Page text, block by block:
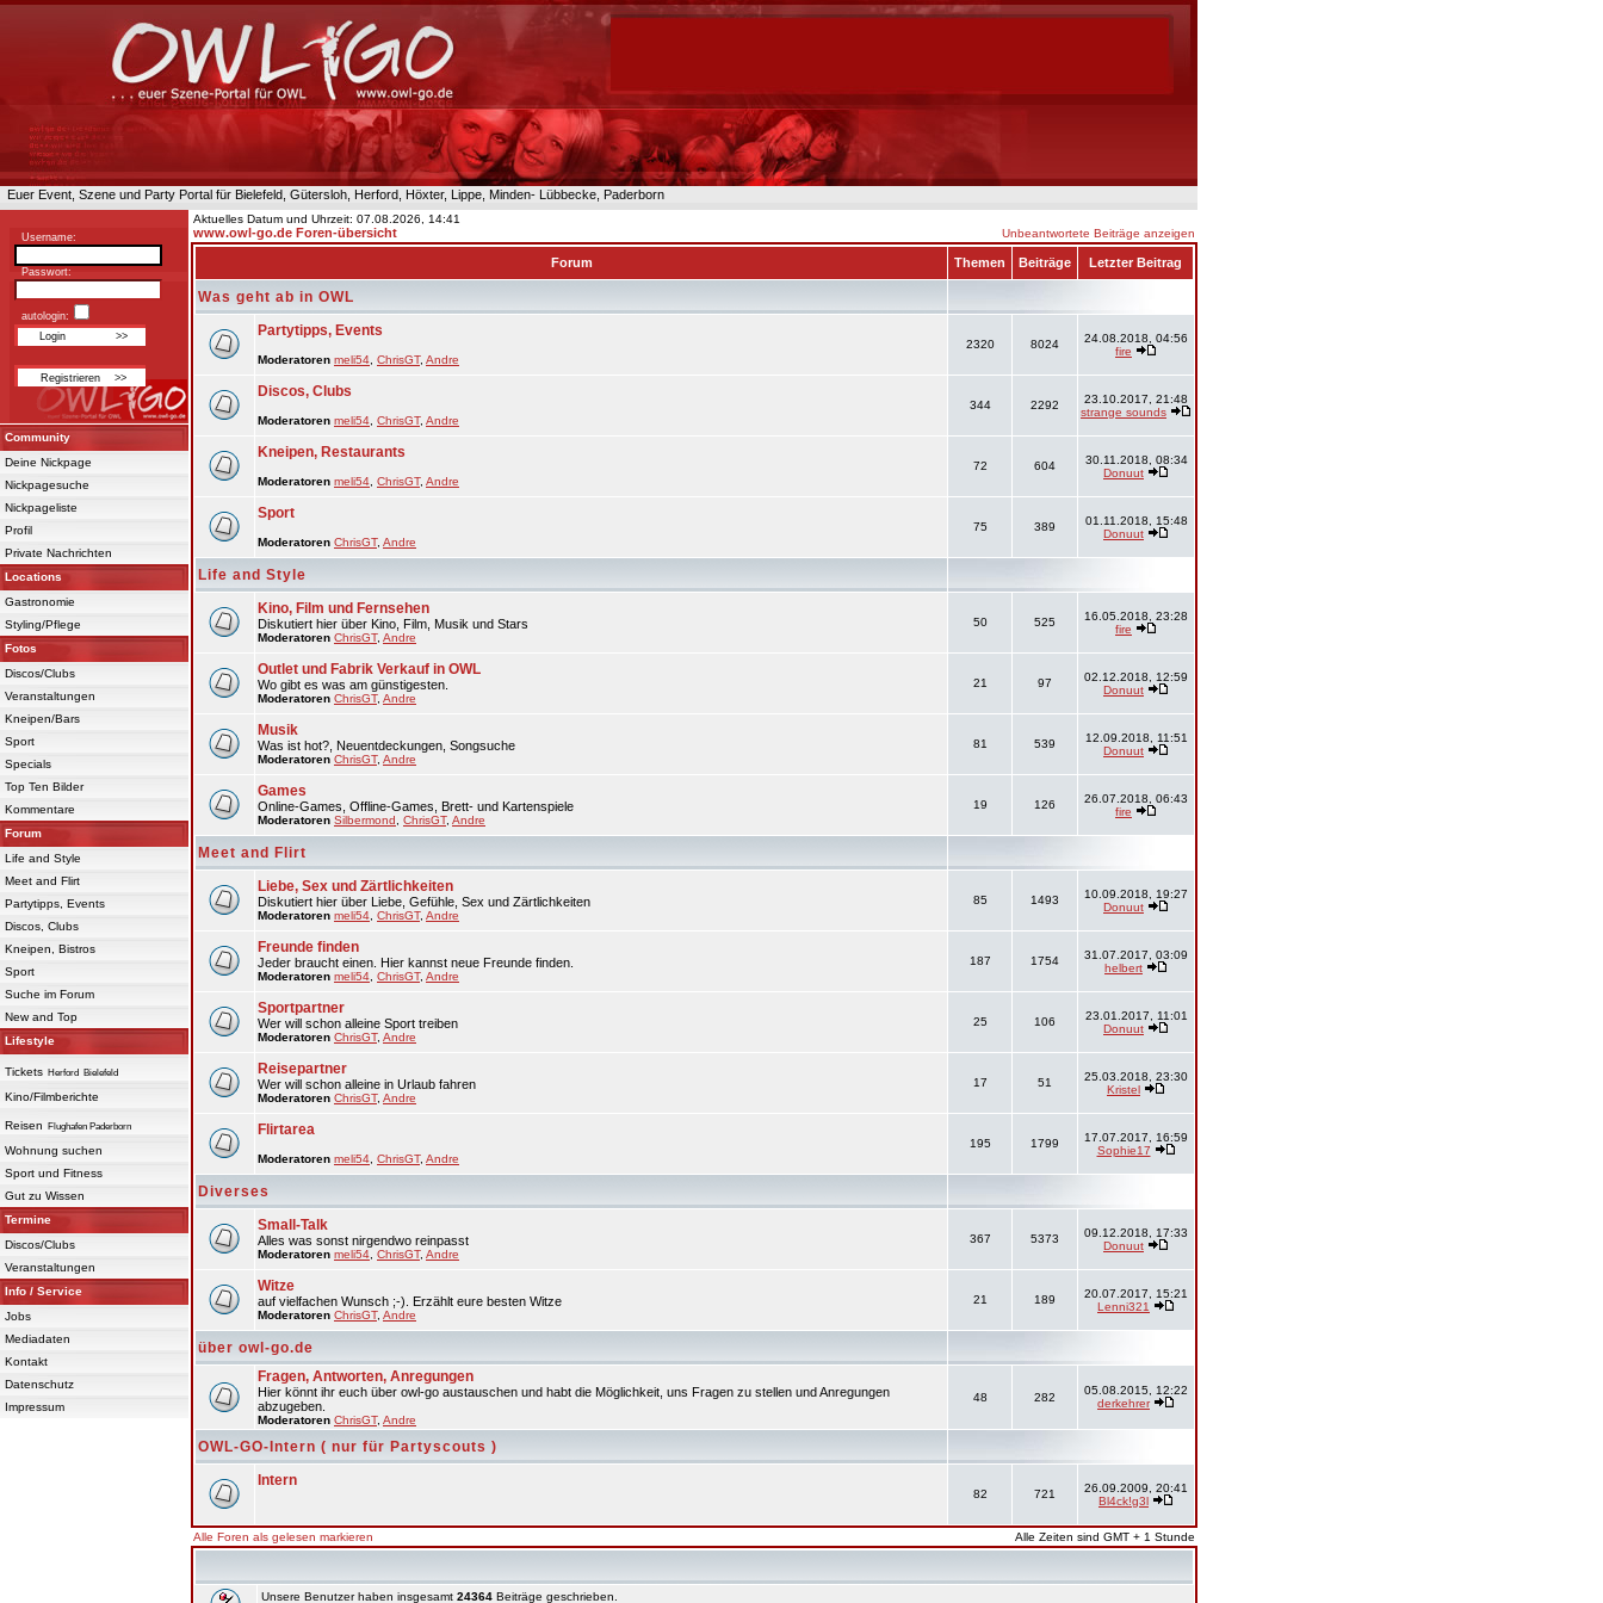
Euer Event, Szene und Party Portal für Bielefeld, Gütersloh, Herford, Höxter, Lippe, Minden- Lübbecke, Paderborn
Username:
Passwort:
autologin:
Community
Deine Nickpage
Nickpagesuche
Nickpageliste
Profil
Private Nachrichten
Locations
Gastronomie
Styling/Pflege
Fotos
Discos/Clubs
Veranstaltungen
Kneipen/Bars
Sport
Specials
Top Ten Bilder
Kommentare
Forum
Life and Style
Meet and Flirt
Partytipps, Events
Discos, Clubs
Kneipen, Bistros
Sport
Suche im Forum
New and Top
Lifestyle
Tickets Herford Bielefeld
Kino/Filmberichte
Reisen Flughafen Paderborn
Wohnung suchen
Sport und Fitness
Gut zu Wissen
Termine
Discos/Clubs
Veranstaltungen
Info / Service
Jobs
Mediadaten
Kontakt
Datenschutz
Impressum
Aktuelles Datum und Uhrzeit: 07.08.2026, 14:41
www.owl-go.de Foren-übersicht Unbeantwortete Beiträge anzeigen
Forum Themen Beiträge Letzter Beitrag
Was geht ab in OWL
Partytipps, Events
Moderatoren meli54 ChrisGT, Andre
2320 8024
24.08.2018, 04:56
fire
Discos, Clubs
Moderatoren meli54 ChrisGT, Andre
344 2292
23.10.2017, 21:48
strange sounds
Kneipen, Restaurants
Moderatoren meli54 ChrisGT, Andre
72 604
30.11.2018, 08:34
Donuut
Sport
Moderatoren ChrisGT, Andre
75 389
01.11.2018, 15:48
Donuut
Life and Style
Kino, Film und Fernsehen
Diskutiert hier über Kino, Film, Musik und Stars
Moderatoren ChrisGT, Andre
50 525
16.05.2018, 23:28
fire
Outlet und Fabrik Verkauf in OWL
Wo gibt es was am günstigesten.
Moderatoren ChrisGT, Andre
21 97
02.12.2018, 12:59
Donuut
Musik
Was ist hot?, Neuentdeckungen, Songsuche
Moderatoren ChrisGT, Andre
81 539
12.09.2018, 11:51
Donuut
Games
Online-Games, Offline-Games, Brett- und Kartenspiele
Moderatoren Silbermond ChrisGT, Andre
19 126
26.07.2018, 06:43
fire
Meet and Flirt
Liebe, Sex und Zärtlichkeiten
Diskutiert hier über Liebe, Gefühle, Sex und Zärtlichkeiten
Moderatoren meli54 ChrisGT, Andre
85 1493
10.09.2018, 19:27
Donuut
Freunde finden
Jeder braucht einen. Hier kannst neue Freunde finden.
Moderatoren meli54 ChrisGT, Andre
187 1754
31.07.2017, 03:09
helbert
Sportpartner
Wer will schon alleine Sport treiben
Moderatoren ChrisGT, Andre
25 106
23.01.2017, 11:01
Donuut
Reisepartner
Wer will schon alleine in Urlaub fahren
Moderatoren ChrisGT, Andre
17 51
25.03.2018, 23:30
Kristel
Flirtarea
Moderatoren meli54 ChrisGT, Andre
195 1799
17.07.2017, 16:59
Sophie17
Diverses
Small-Talk
Alles was sonst nirgendwo reinpasst
Moderatoren meli54 ChrisGT, Andre
367 5373
09.12.2018, 17:33
Donuut
Witze
auf vielfachen Wunsch ;-). Erzählt eure besten Witze
Moderatoren ChrisGT, Andre
21 189
20.07.2017, 15:21
Lenni321
über owl-go.de
Fragen, Antworten, Anregungen
Hier könnt ihr euch über owl-go austauschen und habt die Möglichkeit, uns Fragen zu stellen und Anregungen
abzugeben.
Moderatoren ChrisGT, Andre
48 282
05.08.2015, 12:22
derkehrer
OWL-GO-Intern ( nur für Partyscouts )
Intern
82 721
26.09.2009, 20:41
Bl4ck!g3l
Alle Foren als gelesen markieren Alle Zeiten sind GMT + 1 Stunde
Unsere Benutzer haben insgesamt 24364 Beiträge geschrieben.